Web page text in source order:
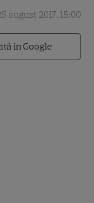
în Google
august 2017, 15:00